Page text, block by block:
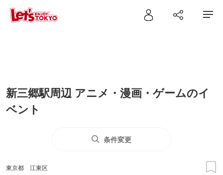
新三郷駅周辺 アニメ・漫画・ゲームのイ
ベント
条件変更
東京都 江東区